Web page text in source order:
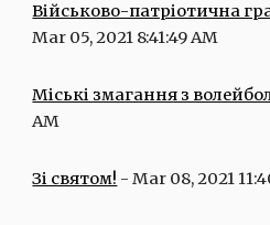
Військово-патріотична
Mar 05, 2021 8:41:49 AM
Міські змагання з
AM
Зі святом! - Mar 08, 2021